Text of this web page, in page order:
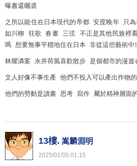
曝書還曬裘
之所以能住在日本現代的帝都 安度晚年 只
如川柳 狂歌 春畫 三弦 不正是其他民族裡
嗎 想要無事平穩地住在日本 非從這些藝術中
林耀潾案 永井荷風喜歡散步 是個都市的漫
文人好像不事生產 他們不投入可以產出作物
他們的勞動是讀書 思考 寫作 屬於精神層面
13樓. 嵩麟淵明
2025/01/05 01:15